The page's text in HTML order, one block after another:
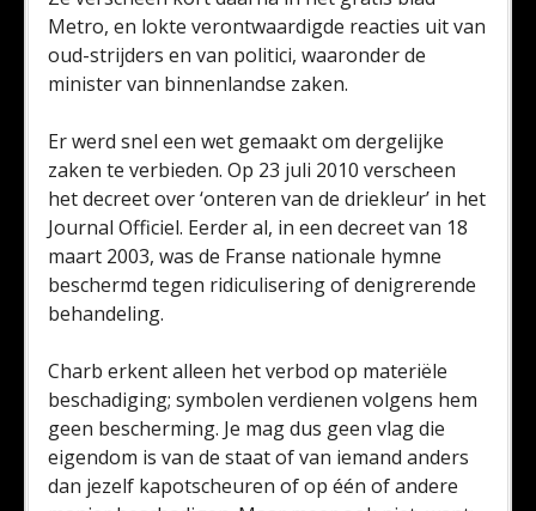
Metro, en lokte verontwaardigde reacties uit van
oud-strijders en van politici, waaronder de
minister van binnenlandse zaken.
Er werd snel een wet gemaakt om dergelijke
zaken te verbieden. Op 23 juli 2010 verscheen
het decreet over ‘onteren van de driekleur’ in het
Journal Officiel. Eerder al, in een decreet van 18
maart 2003, was de Franse nationale hymne
beschermd tegen ridiculisering of denigrerende
behandeling.
Charb erkent alleen het verbod op materiële
beschadiging; symbolen verdienen volgens hem
geen bescherming. Je mag dus geen vlag die
eigendom is van de staat of van iemand anders
dan jezelf kapotscheuren of op één of andere